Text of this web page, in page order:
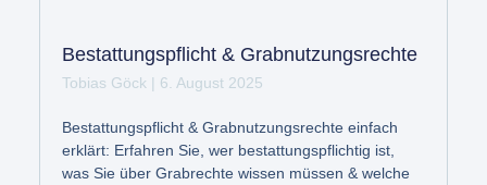
Bestattungspflicht & Grabnutzungsrechte
Tobias Göck 6. August 2025
Bestattungspflicht & Grabnutzungsrechte einfach
erklärt: Erfahren Sie, wer bestattungspflichtig ist,
was Sie über Grabrechte wissen müssen & welche